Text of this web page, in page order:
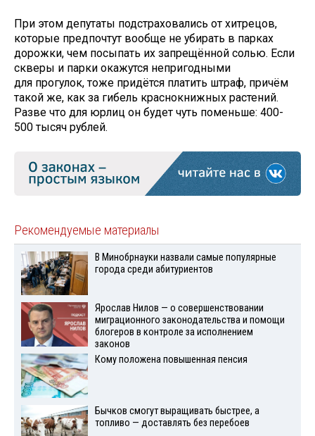
При этом депутаты подстраховались от хитрецов,
которые предпочтут вообще не убирать в парках
дорожки, чем посыпать их запрещённой солью. Если
скверы и парки окажутся непригодными
для прогулок, тоже придётся платить штраф, причём
такой же, как за гибель краснокнижных растений.
Разве что для юрлиц он будет чуть поменьше: 400-
500 тысяч рублей.
Рекомендуемые материалы
В Минобрнауки назвали самые популярные
города среди абитуриентов
Ярослав Нилов — о совершенствовании
миграционного законодательства и помощи
блогеров в контроле за исполнением
законов
Кому положена повышенная пенсия
Бычков смогут выращивать быстрее, а
топливо — доставлять без перебоев